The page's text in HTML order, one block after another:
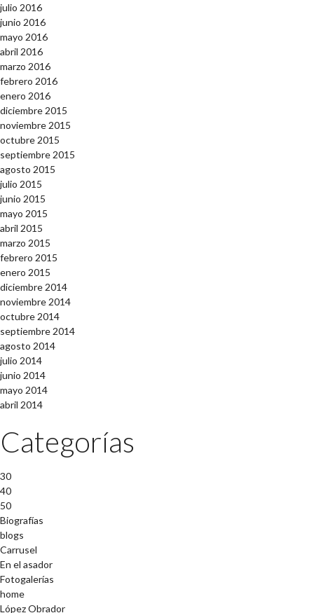
julio 2016
junio 2016
mayo 2016
abril 2016
marzo 2016
febrero 2016
enero 2016
diciembre 2015
noviembre 2015
octubre 2015
septiembre 2015
agosto 2015
julio 2015
junio 2015
mayo 2015
abril 2015
marzo 2015
febrero 2015
enero 2015
diciembre 2014
noviembre 2014
octubre 2014
septiembre 2014
agosto 2014
julio 2014
junio 2014
mayo 2014
abril 2014
Categorías
30
40
50
Biografías
blogs
Carrusel
En el asador
Fotogalerías
home
López Obrador